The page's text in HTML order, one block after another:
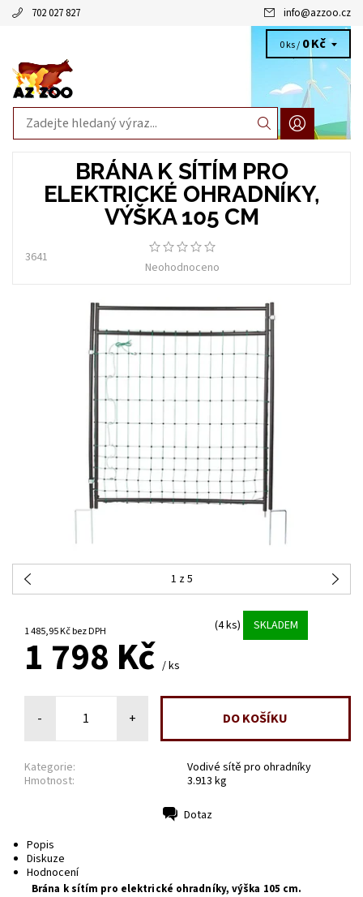
702 027 827 info@azzoo.cz
0 ks / 0 Kč
BRÁNA K SÍTÍM PRO
ELEKTRICKÉ OHRADNÍKY,
VÝŠKA 105 CM
3641
Neohodnoceno
1 z 5
1 485,95 Kč bez DPH (4 ks) SKLADEM
1 798 Kč / ks
- +
Kategorie:
Vodivé sítě pro ohradníky
Hmotnost:
3.913 kg
Dotaz
Popis
Diskuze
Hodnocení
Brána k sítím pro elektrické ohradníky, výška 105 cm.